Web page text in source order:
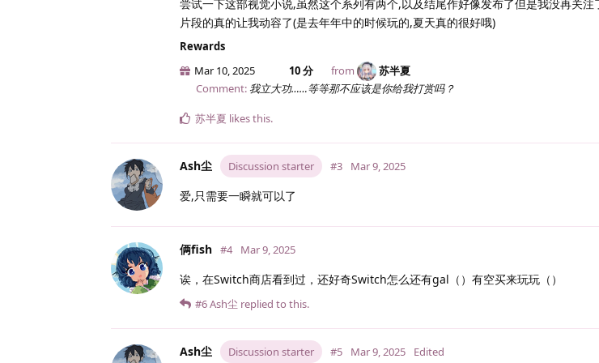
尝试一下这部视觉小说,虽然这个系列有两个,以及结尾作好像发布了但是我没再关
片段的真的让我动容了(是去年年中的时候玩的,夏天真的很好哦)
Rewards
Mar 10, 2025
10 分 from
苏半夏
Comment: 我立大功……等等那不应该是你给我打赏吗？
苏半夏 likes this.
Ash尘 Discussion starter #3 Mar 9, 2025
爱,只需要一瞬就可以了
俩fish #4 Mar 9, 2025
诶，在Switch商店看到过，还好奇Switch怎么还有gal（）有空买来玩玩（）
#6Ash尘 replied to this.
Ash尘 Discussion starter #5 Mar 9, 2025 Edited